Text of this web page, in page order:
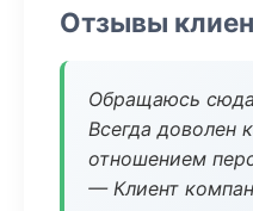
Отзывы
Обращаюсь
Всегда доволен
отношением
— Клиент